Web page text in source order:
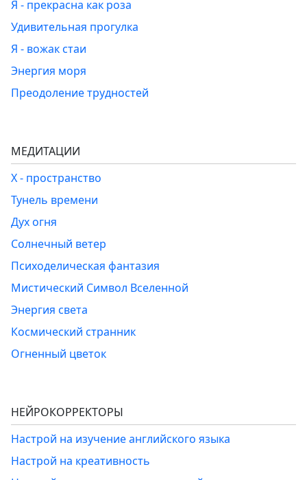
Я - прекрасна как роза
Удивительная прогулка
Я - вожак стаи
Энергия моря
Преодоление трудностей
МЕДИТАЦИИ
Х - пространство
Тунель времени
Дух огня
Солнечный ветер
Психоделическая фантазия
Мистический Символ Вселенной
Энергия света
Космический странник
Огненный цветок
НЕЙРОКОРРЕКТОРЫ
Настрой на изучение английского языка
Настрой на креативность